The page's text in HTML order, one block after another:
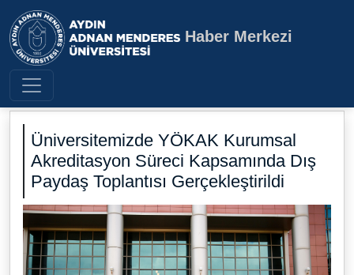
Aydın Adnan Menderes
Haber Merkezi
Üniversitemizde YÖKAK Kurumsal
Akreditasyon Süreci Kapsamında Dış
Paydaş Toplantısı Gerçekleştirildi